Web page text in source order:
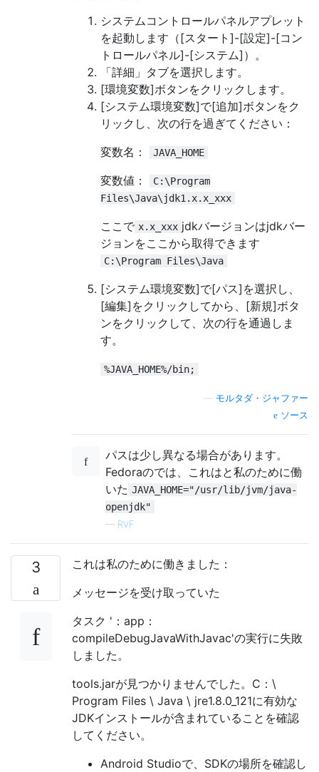
システムコントロールパネルアプレット
を起動します（[スタート]-[設定]-[コン
トロールパネル]-[システム]）。
「詳細」タブを選択します。
[環境変数]ボタンをクリックします。
[システム環境変数]で[追加]ボタンをク
リックし、次の行を過ぎてください：
変数名：
JAVA_HOME
変数値：
C:\Program
Files\Java\jdk1.x.x_xxx
ここで x.x_xxx jdkバージョンはjdkバー
ジョンをここから取得できます
C:\Program Files\Java
[システム環境変数]で[パス]を選択し、
[編集]をクリックしてから、[新規]ボタ
ンをクリックして、次の行を通過しま
す。
%JAVA_HOME%/bin;
モルタダ・ジャファー
ソース
パスは少し異なる場合があります。
Fedoraのでは、これはと私のために働
いた JAVA_HOME="/usr/lib/jvm/java-
openjdk"
— RVF
3
これは私のために働きました：
メッセージを受け取っていた
タスク '：app：
compileDebugJavaWithJavac'の実行に失敗
しました。
tools.jarが見つかりませんでした。C：\
Program Files \ Java \ jre1.8.0_121に有効な
JDKインストールが含まれていることを確認
してください。
Android Studioで、SDKの場所を確認し